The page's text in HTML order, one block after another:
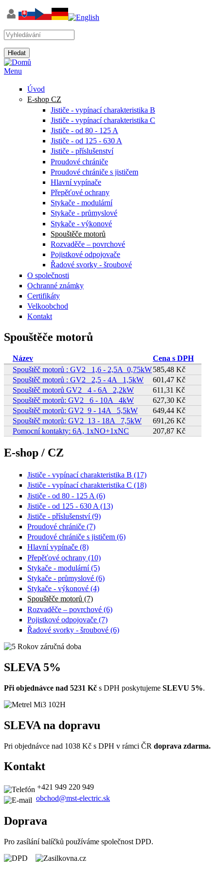
Vyhledávání
Menu
Úvod
E-shop CZ
Jističe - vypínací charakteristika B
Jističe - vypínací charakteristika C
Jističe - od 80 - 125 A
Jističe - od 125 - 630 A
Jističe - příslušenství
Proudové chrániče
Proudové chrániče s jističem
Hlavní vypínače
Přepěťové ochrany
Stykače - modulární
Stykače - průmyslové
Stykače - výkonové
Spouštěče motorů
Rozvaděče – povrchové
Pojistkové odpojovače
Řadové svorky - šroubové
O společnosti
Ochranné známky
Certifikáty
Velkoobchod
Kontakt
Spouštěče motorů
Název
Cena s DPH
Spouštěč motorů : GV2_ 1,6 - 2,5A_0,75kW585,48 Kč
Spouštěč motorů : GV2_ 2,5 - 4A _1,5kW
601,47 Kč
Spouštěč motorů GV2_ 4 - 6A _2,2kW
611,31 Kč
Spouštěč motorů: GV2_ 6 - 10A _4kW
627,30 Kč
Spouštěč motorů: GV2_9 - 14A _5,5kW
649,44 Kč
Spouštěč motorů: GV2_13 - 18A _7,5kW
691,26 Kč
Pomocní kontakty: 6A, 1xNO+1xNC
207,87 Kč
E-shop / CZ
Jističe - vypínací charakteristika B (17)
Jističe - vypínací charakteristika C (18)
Jističe - od 80 - 125 A (6)
Jističe - od 125 - 630 A (13)
Jističe - příslušenství (9)
Proudové chrániče (7)
Proudové chrániče s jističem (6)
Hlavní vypínače (8)
Přepěťové ochrany (10)
Stykače - modulární (5)
Stykače - průmyslové (6)
Stykače - výkonové (4)
Spouštěče motorů (7)
Rozvaděče – povrchové (6)
Pojistkové odpojovače (7)
Řadové svorky - šroubové (6)
SLEVA 5%
Při objednávce nad 5231 Kč s DPH poskytujeme SLEVU 5%.
SLEVA na dopravu
Pri objednávce nad 1038 Kč s DPH v rámci ČR doprava zdarma.
Kontakt
+421 949 220 949
obchod@mst-electric.sk
Doprava
Pro zasílání balíčků používáme společnost DPD.